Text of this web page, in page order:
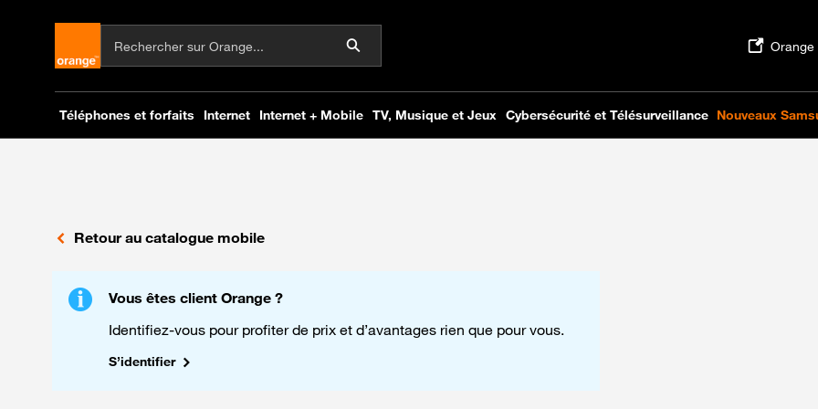
Retour au catalogue mobile
Vous êtes client Orange ?
Identifiez-vous pour profiter de prix et d’avantages rien que pour vous.
S’identifier